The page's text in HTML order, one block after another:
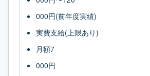
000円(前年度実績)
実費支給(上限あり)
月額7
000円